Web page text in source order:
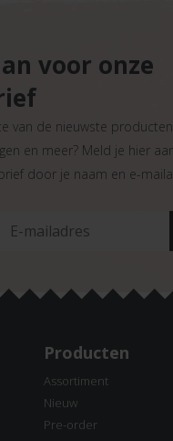
voor onze
van de nieuwste
en meer? Meld je hier
door je naam en e-
Producten
Assortiment
Nieuw
Pre-order